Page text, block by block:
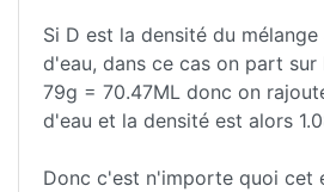
Si D est la densité du
d'eau, dans ce cas on part sur
79g = 70.47ML donc on
d'eau et la densité est alors
Donc c'est n'importe quoi cet